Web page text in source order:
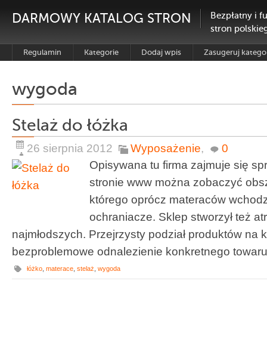
DARMOWY KATALOG STRON
Bezpłatny i
stron
Regulamin Kategorie Dodaj wpis Zasugeruj
wygoda
Stelaż do łóżka
26 sierpnia 2012 Wyposażenie,
0
Opisywana tu firma zajmuje się
stronie www można zobaczyć
którego oprócz materaców
ochraniacze. Sklep stworzył też
najmłodszych. Przejrzysty podział produktów na
bezproblemowe odnalezienie konkretnego
łóżko materace stelaż wygoda